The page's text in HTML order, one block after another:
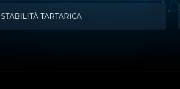
STABILITÀ TARTARICA